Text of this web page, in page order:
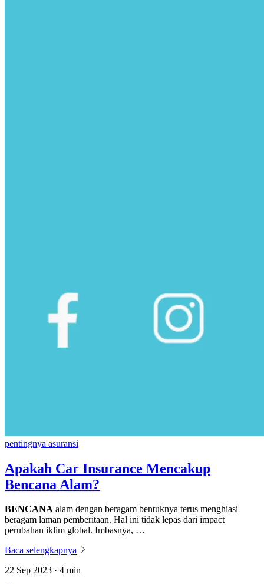
pentingnya asuransi
Apakah Car Insurance Mencakup
Bencana Alam?
BENCANA alam dengan beragam bentuknya terus menghiasi
beragam laman pemberitaan. Hal ini tidak lepas dari impact
perubahan iklim global. Imbasnya, …
Baca selengkapnya
22 Sep 2023 · 4 min